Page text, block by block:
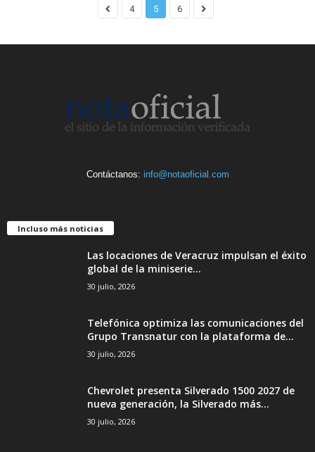
4 5 6
Contáctanos: info@notaoficial.com
Incluso más noticias
Las locaciones de Veracruz impulsan el éxito
global de la miniserie...
30 julio, 2026
Telefónica optimiza las comunicaciones del
Grupo Transnatur con la plataforma de...
30 julio, 2026
Chevrolet presenta Silverado 1500 2027 de
nueva generación, la Silverado más...
30 julio, 2026